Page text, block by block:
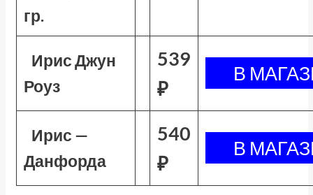
гр.
Ирис Джун
Роуз
539
₽
Ирис —
Данфорда
540
₽